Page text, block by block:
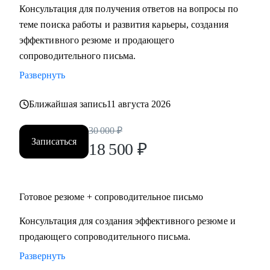
Мидл и топ руководители.
• CEO/Генеральный директор
• Операционный директор/Исполнительный директор
• Коммерческий директор/Директор по продажам
• CFO/ Финансовый директор
• Директор по производству
• ИТ-директор
• Директор по логистике и закупкам
• Директор по стратегическому развитию
Для своих клиентов я — Карьерный доктор, который
поможет «диагностировать и вылечить» проблемы в
области профессионального развития: выявить сильные
уникальность, найти оптимальное и актуальное решение, а
Консультация для получения ответов на вопросы по
теме поиска работы и развития карьеры, создания
эффективного резюме и продающего
сопроводительного письма.
Развернуть
Ближайшая запись11 августа 2026
Записаться
30 000 ₽
18 500 ₽
Готовое резюме + сопроводительное письмо
Консультация для создания эффективного резюме и
продающего сопроводительного письма.
Развернуть